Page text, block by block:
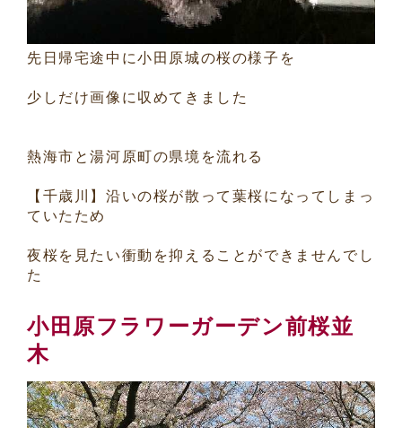
先日帰宅途中に小田原城の桜の様子を
少しだけ画像に収めてきました
熱海市と湯河原町の県境を流れる
【千歳川】沿いの桜が散って葉桜になってしまっ
ていたため
夜桜を見たい衝動を抑えることができませんでし
た
小田原フラワーガーデン前桜並
木